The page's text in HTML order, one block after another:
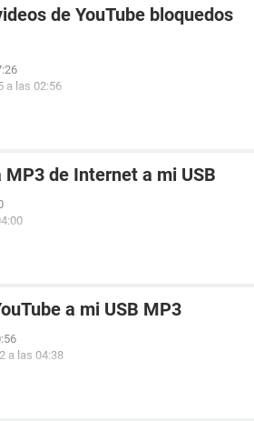
de YouTube bloquedos
a las 02:56
de Internet a mi USB
a mi USB MP3
a las 04:38